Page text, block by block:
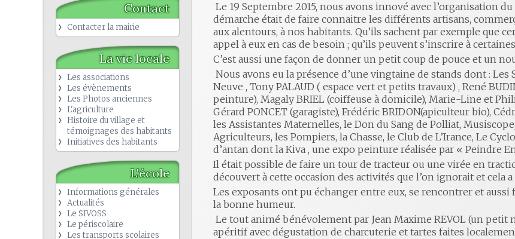
Contact
Contacter la mairie
La vie locale
Les associations
Les évènements
Les Photos anciennes
L'agriculture
Histoire du village et
témoignages des habitants
Initiatives des habitants
L'école
Informations générales
Actualités
Le SIVOSS
Le périscolaire
Les transports scolaires
Le 19 Septembre 2015, nous avons innové avec l’organisation
démarche était de faire connaitre les différents artisans,
aux alentours, à nos habitants. Qu’ils sachent par exemple que
appel à eux en cas de besoin ; qu’ils peuvent s’inscrire à
C’est aussi une façon de donner un petit coup de pouce et un
Nous avons eu la présence d’une vingtaine de stands dont : Les
Neuve , Tony PALAUD ( espace vert et petits travaux) , René
peinture), Magaly BRIEL (coiffeuse à domicile), Marie-Line et
Gérard PONCET (garagiste), Frédéric BRIDON(apiculteur bio),
les Assistantes Maternelles, le Don du Sang de Polliat,
Agriculteurs, les Pompiers, la Chasse, le Club de L’Irance, Le
d’antan dont la Kiva , une expo peinture réalisée par « Peindre
Il était possible de faire un tour de tracteur ou une virée en
découvert à cette occasion des activités que l’on ignorait et cela
Les exposants ont pu échanger entre eux, se rencontrer et
la bonne humeur.
Le tout animé bénévolement par Jean Maxime REVOL (un petit
apéritif avec dégustation de charcuterie et tartes faites